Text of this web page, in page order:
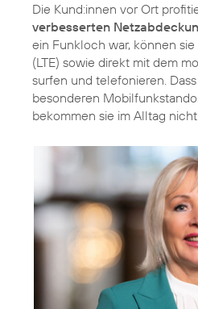
Die Kund:innen vor Ort
verbesserten
ein Funkloch war, können
(LTE) sowie direkt mit dem
surfen und telefonieren.
besonderen
bekommen sie im Alltag